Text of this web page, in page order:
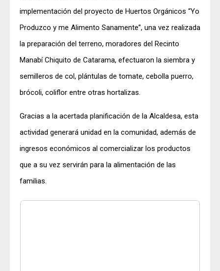
implementación del proyecto de Huertos Orgánicos “Yo
Produzco y me Alimento Sanamente”, una vez realizada
la preparación del terreno, moradores del Recinto
Manabí Chiquito de Catarama, efectuaron la siembra y
semilleros de col, plántulas de tomate, cebolla puerro,
brócoli, coliflor entre otras hortalizas.
Gracias a la acertada planificación de la Alcaldesa, esta
actividad generará unidad en la comunidad, además de
ingresos económicos al comercializar los productos
que a su vez servirán para la alimentación de las
familias.